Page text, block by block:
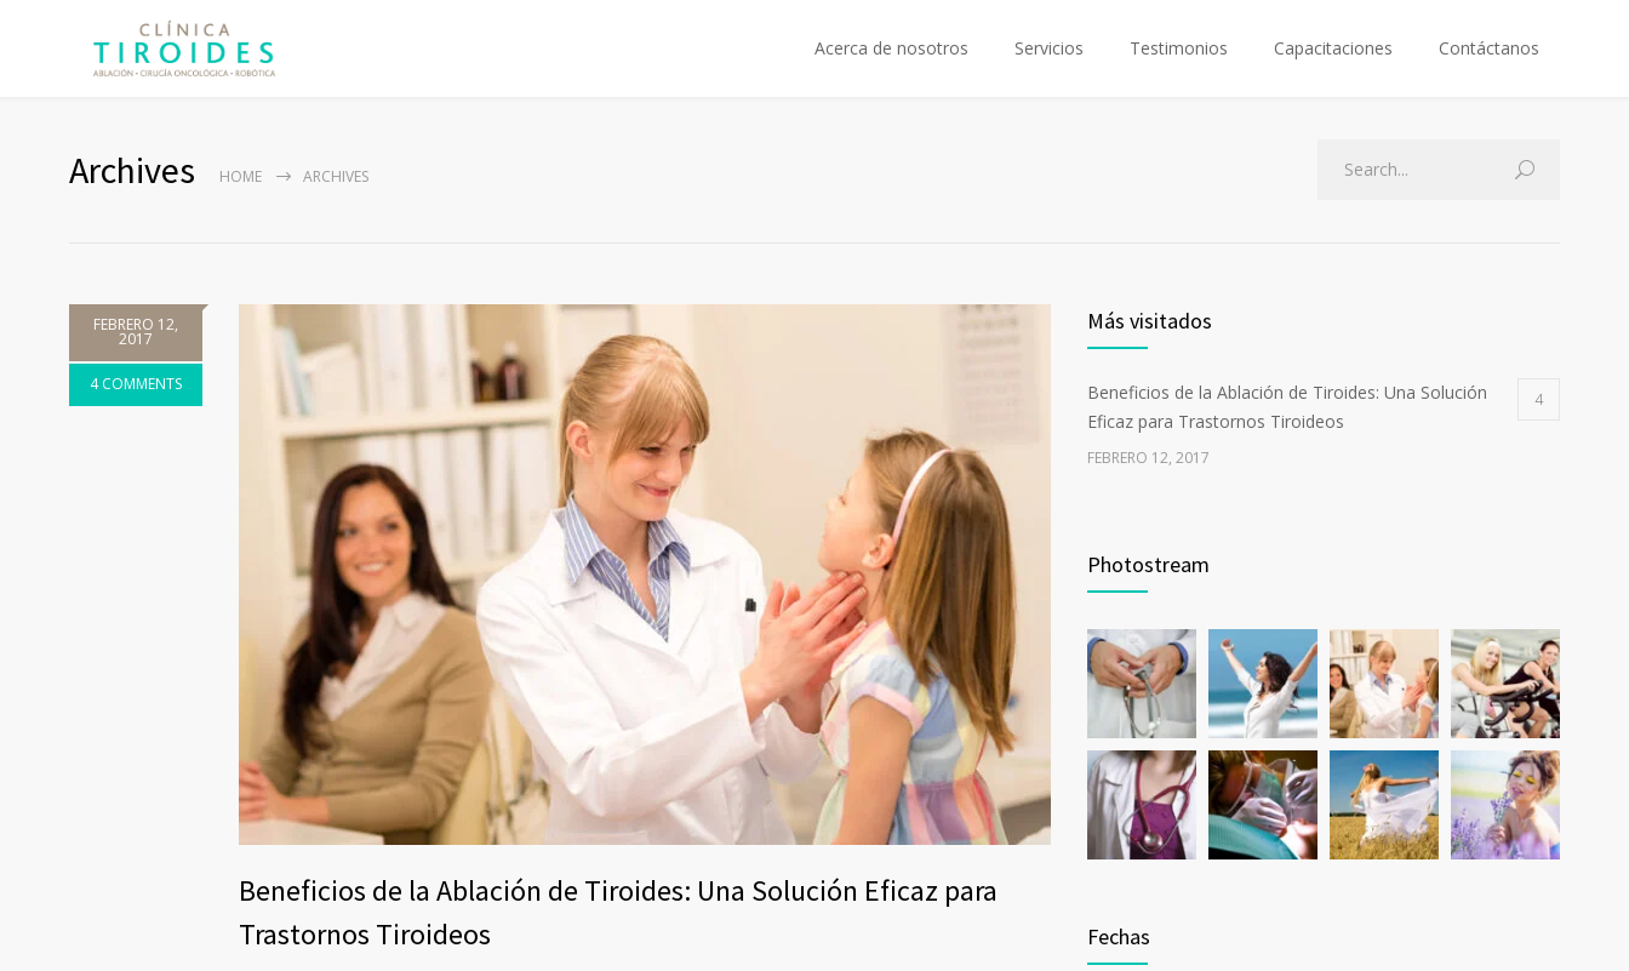
Acerca de nosotros Servicios Testimonios Capacitaciones Contáctanos
Archives HOME ARCHIVES
FEBRERO 12,
2017
4 COMMENTS
Beneficios de la Ablación de Tiroides: Una Solución Eficaz para
Trastornos Tiroideos
Más visitados
Beneficios de la Ablación de Tiroides: Una Solución
Eficaz para Trastornos Tiroideos
4
FEBRERO 12, 2017
Photostream
Fechas